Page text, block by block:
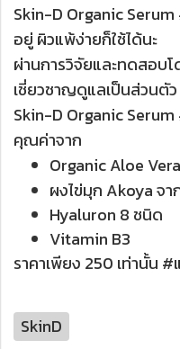
Skin-D Organic Serum
อยู่ ผิวแพ้ง่ายก็ใช้ได้นะ
ผ่านการวิจัยและทดสอบ
เชี่ยวชาญดูแลเป็นส่วนตัว
Skin-D Organic
คุณค่าจาก
Organic Aloe Vera
ผงไข่มุก Akoya จ
Hyaluron 8 ชนิด
Vitamin B3
ราคาเพียง 250 เท่านั้น
SkinD